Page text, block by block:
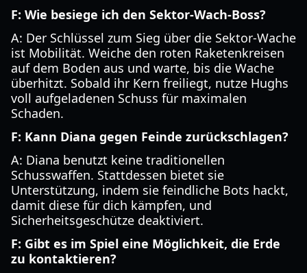
F: Wie besiege ich den Sektor-Wach-Boss?
A: Der Schlüssel zum Sieg über die Sektor-Wache
ist Mobilität. Weiche den roten Raketenkreisen
auf dem Boden aus und warte, bis die Wache
überhitzt. Sobald ihr Kern freiliegt, nutze Hughs
voll aufgeladenen Schuss für maximalen
Schaden.
F: Kann Diana gegen Feinde zurückschlagen?
A: Diana benutzt keine traditionellen
Schusswaffen. Stattdessen bietet sie
Unterstützung, indem sie feindliche Bots hackt,
damit diese für dich kämpfen, und
Sicherheitsgeschütze deaktiviert.
F: Gibt es im Spiel eine Möglichkeit, die Erde
zu kontaktieren?